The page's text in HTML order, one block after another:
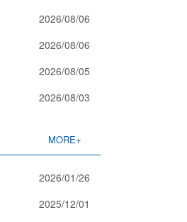
2026/08/06
2026/08/06
2026/08/05
2026/08/03
MORE+
2026/01/26
2025/12/01